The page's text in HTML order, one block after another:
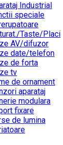
Industrial
speciale
Taste/Placi
AV/difuzor
date/telefon
de forta
tv
de ornament
aparataj
modulara
fixare
de lumina